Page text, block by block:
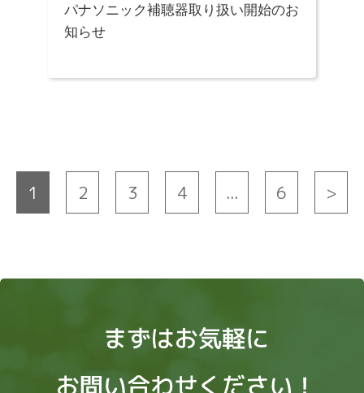
パナソニック補聴器取り扱い開始のお
知らせ
1 2 3 4 ... 6 >